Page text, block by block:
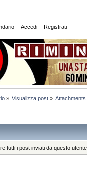
Accedi Registrati
» Visualizza post» Attachments
tutti i post inviati da questo